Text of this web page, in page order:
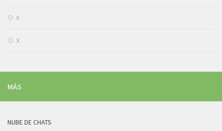
x
x
MÁS
NUBE DE CHATS